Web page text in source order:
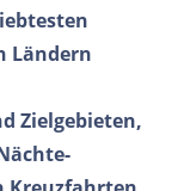
Ländern
Zielgebieten,